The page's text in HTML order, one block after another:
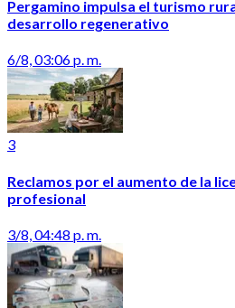
Pergamino impulsa el turismo
desarrollo regenerativo
6/8, 03:06 p. m.
3
Reclamos por el aumento de la
profesional
3/8, 04:48 p. m.